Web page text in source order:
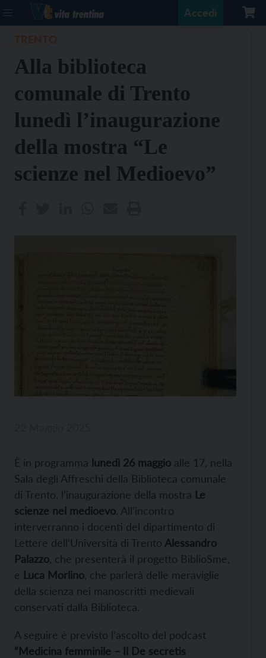
Accedi
Alla biblioteca
comunale di Trento
lunedì l’inaugurazione
della mostra “Le
scienze nel Medioevo”
È in programma lunedì 26 maggio alle 17, nella
Sala degli Affreschi della Biblioteca comunale
di Trento, l’inaugurazione della mostra Le
scienze nel medioevo. All’incontro
interverranno i docenti del dipartimento di
Lettere dell’Università di Trento Alessandro
Palazzo , che presenterà il progetto BiblioSme,
e Luca Morlino , che parlerà delle meraviglie
della scienza nei manoscritti medievali
conservati dalla Biblioteca.
A seguire è previsto l’ascolto del podcast
“Medicina femminile – Il De secretis